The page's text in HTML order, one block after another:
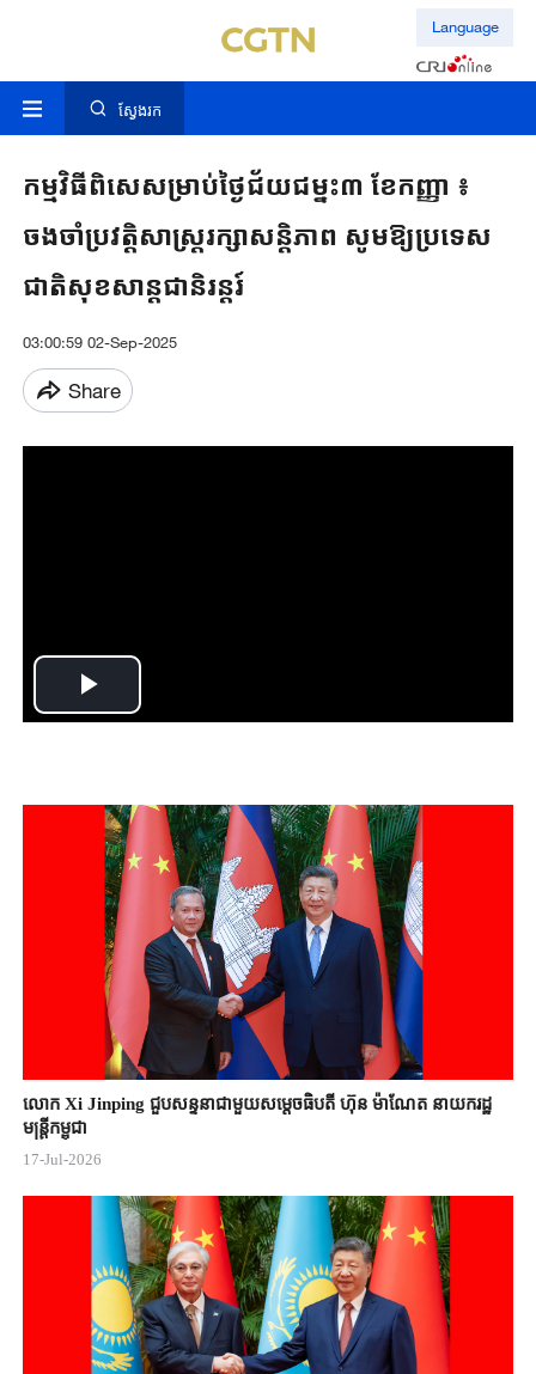
Language
ស្វែងរក
កម្មវិធីពិសេសម្រាប់ថ្ងៃជ័យជម្នះ៣ ខែកញ្ញា ៖
ចងចាំប្រវត្តិសាស្ត្ររក្សាសន្តិភាព សូមឱ្យប្រទេស
ជាតិសុខសាន្តជានិរន្តរ៍
03:00:59 02-Sep-2025
Share
Play
លោក Xi Jinping ជួបសន្ទនាជាមួយសម្តេចធិបតី ហ៊ុន ម៉ាណែត នាយករដ្ឋ
មន្ត្រីកម្ពុជា
17-Jul-2026